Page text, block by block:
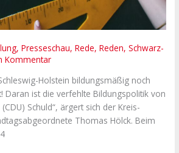
,Presseschau,Rede,Reden,Schwarz-
Kommentar
Holstein bildungsmäßig noch
Daran ist die verfehlte Bildungspolitik von
Schuld“, ärgert sich der Kreis-
Thomas Hölck. Beim